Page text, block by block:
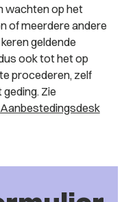
wachten op het
of meerdere andere
geldende
ook tot het op
procederen, zelf
Zie
Aanbestedingsdesk